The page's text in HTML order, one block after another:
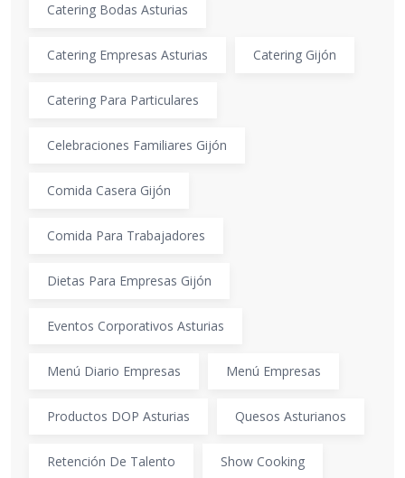
Catering Bodas Asturias
Catering Empresas Asturias Catering Gijón
Catering Para Particulares
Celebraciones Familiares Gijón
Comida Casera Gijón
Comida Para Trabajadores
Dietas Para Empresas Gijón
Eventos Corporativos Asturias
Menú Diario Empresas Menú Empresas
Productos DOP Asturias Quesos Asturianos
Retención De Talento Show Cooking